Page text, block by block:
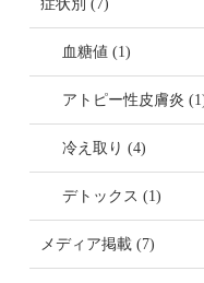
症状別 (7)
血糖値 (1)
アトピー性皮膚炎
冷え取り (4)
デトックス (1)
メディア掲載 (7)